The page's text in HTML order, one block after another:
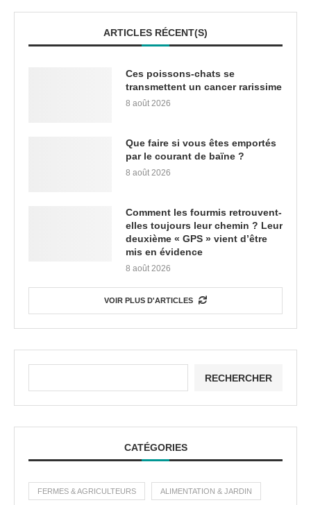
ARTICLES RÉCENT(S)
Ces poissons-chats se
transmettent un cancer rarissime
8 août 2026
Que faire si vous êtes emportés
par le courant de baïne ?
8 août 2026
Comment les fourmis retrouvent-
elles toujours leur chemin ? Leur
deuxième « GPS » vient d’être
mis en évidence
8 août 2026
VOIR PLUS D'ARTICLES
RECHERCHER
CATÉGORIES
FERMES & AGRICULTEURS ALIMENTATION & JARDIN